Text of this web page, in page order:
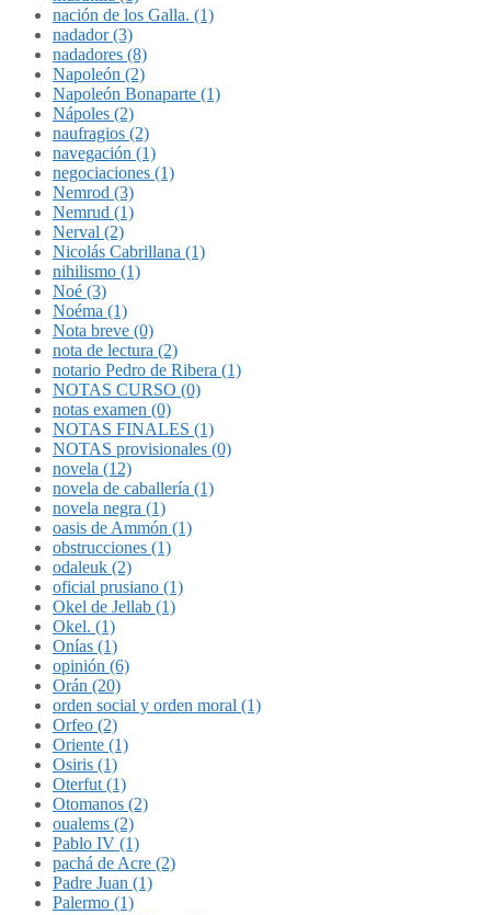
nación de los Galla. (1)
nadador (3)
nadadores (8)
Napoleón (2)
Napoleón Bonaparte (1)
Nápoles (2)
naufragios (2)
navegación (1)
negociaciones (1)
Nemrod (3)
Nemrud (1)
Nerval (2)
Nicolás Cabrillana (1)
nihilismo (1)
Noé (3)
Noéma (1)
Nota breve (0)
nota de lectura (2)
notario Pedro de Ribera (1)
NOTAS CURSO (0)
notas examen (0)
NOTAS FINALES (1)
NOTAS provisionales (0)
novela (12)
novela de caballería (1)
novela negra (1)
oasis de Ammón (1)
obstrucciones (1)
odaleuk (2)
oficial prusiano (1)
Okel de Jellab (1)
Okel. (1)
Onías (1)
opinión (6)
Orán (20)
orden social y orden moral (1)
Orfeo (2)
Oriente (1)
Osiris (1)
Oterfut (1)
Otomanos (2)
oualems (2)
Pablo IV (1)
pachá de Acre (2)
Padre Juan (1)
Palermo (1)